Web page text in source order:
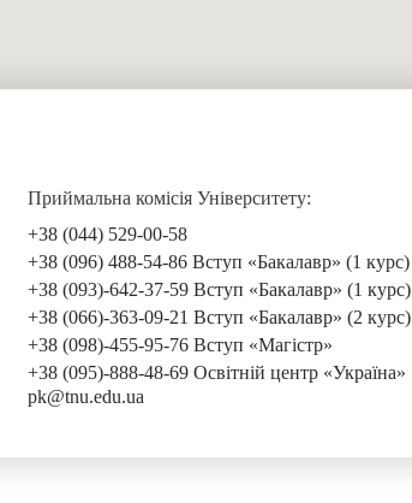
Приймальна комісія Університету:
+38 (044) 529-00-58
+38 (096) 488-54-86 Вступ «Бакалавр» (1 курс)
+38 (093)-642-37-59 Вступ «Бакалавр» (1 курс)
+38 (066)-363-09-21 Вступ «Бакалавр» (2 курс)
+38 (098)-455-95-76 Вступ «Магістр»
+38 (095)-888-48-69 Освітній центр «Україна»
pk@tnu.edu.ua